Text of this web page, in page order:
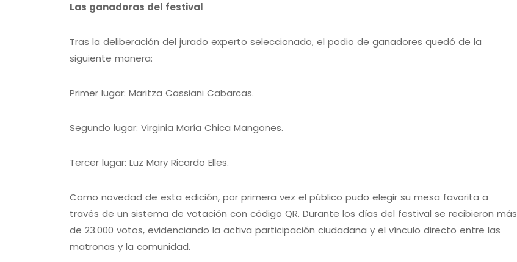
Las ganadoras del festival
Tras la deliberación del jurado experto seleccionado, el podio de ganadores quedó de la
siguiente manera:
Primer lugar: Maritza Cassiani Cabarcas.
Segundo lugar: Virginia María Chica Mangones.
Tercer lugar: Luz Mary Ricardo Elles.
Como novedad de esta edición, por primera vez el público pudo elegir su mesa favorita a
través de un sistema de votación con código QR. Durante los días del festival se recibieron más
de 23.000 votos, evidenciando la activa participación ciudadana y el vínculo directo entre las
matronas y la comunidad.